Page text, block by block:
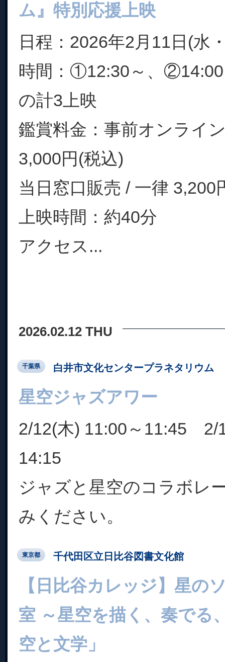
ム』特別応援上映
日程：2026年2月11日(水
時間：①12:30～、
の計3上映
鑑賞料金：事前オンライ
3,000円(税込)
当日窓口販売 / 一律 3,200
上映時間：約40分
アクセス...
2026.02.12 THU
千葉県 白井市文化センタープラネタリウム
星空ジャズアワー
2/12(木) 11:00～11:45 2/
14:15
ジャズと星空のコラボレ
みください。
東京都 千代田区立日比谷図書文化館
【日比谷カレッジ】星の
室 ～星空を描く、奏でる
空と文学」